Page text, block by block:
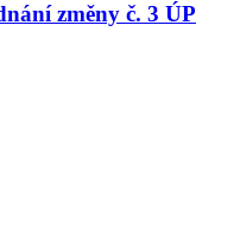
změny č. 3 ÚP